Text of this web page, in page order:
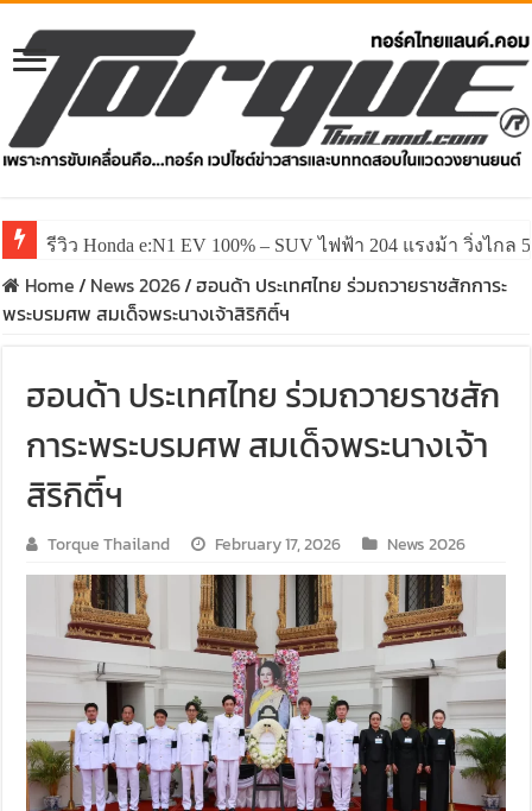
รีวิว Honda e:N1 EV 100% – SUV ไฟฟ้า 204 แรงม้า วิ่งไกล
Home/ News 2026/ฮอนด้า ประเทศไทย ร่วมถวายราชสักการะ
พระบรมศพ สมเด็จพระนางเจ้าสิริกิติ์ฯ
ฮอนด้า ประเทศไทย ร่วมถวายราชสัก
การะพระบรมศพ สมเด็จพระนางเจ้า
สิริกิติ์ฯ
Torque Thailand February 17, 2026 News 2026